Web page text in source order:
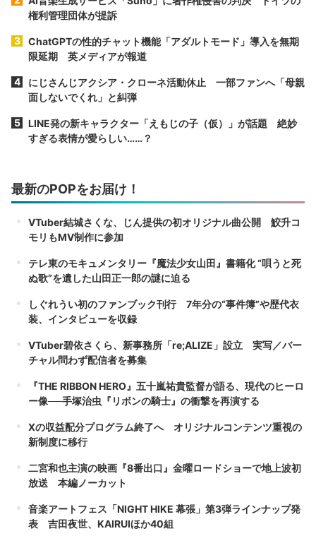
権利管理団体が提訴
ChatGPTの性的チャット機能「アダルトモード」導入を無期
限延期 英メディアが報道
にじさんじアクシア・クローネ活動休止 一部ファンへ「母親
面しないでくれ」と糾弾
LINE発の新キャラクター「えもじの子（仮）」が話題 絶妙
すぎる表情が愛らしい……？
最新のPOPをお届け！
VTuber結城さくな、じん提供の初オリジナル曲公開 鮫升コ
モリもMV制作に参加
テレ東のモキュメンタリー『魔法少女山田』書籍化 “唄うと死
ぬ歌”を遺した山田正一郎の謎に迫る
しぐれうい初のファンブック刊行 7年分の“事件簿”や歴代衣
装、インタビューを収録
VTuber碧依さくら、新事務所「re;ALIZE」設立 実写／バー
チャル問わず配信者を募集
『THE RIBBON HERO』五十嵐祐貴監督が語る、現代のヒーロ
ー像──手塚治虫『リボンの騎士』の衝撃を再演する
Xの収益配分プログラム終了へ オリジナルコンテンツ重視の
新制度に移行
二宮和也主演の映画『8番出口』金曜ロードショーで地上波初
放送 本編ノーカット
音楽アートフェス「NIGHT HIKE 幕張」第3弾ラインナップ発
表 吉田夜世、KAIRUIほか40組